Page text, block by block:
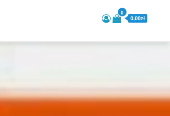
0
0,00zł